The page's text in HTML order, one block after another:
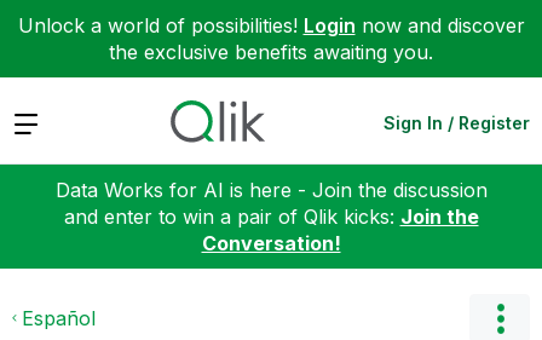
Unlock a world of possibilities! Login now and discover
the exclusive benefits awaiting you.
Expand Sign In / Register
Data Works for AI is here - Join the discussion
and enter to win a pair of Qlik kicks: Join the
Conversation!
Español